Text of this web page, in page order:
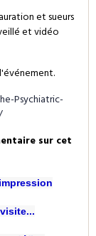
et sueurs
et vidéo
Psychiatric-
sur cet